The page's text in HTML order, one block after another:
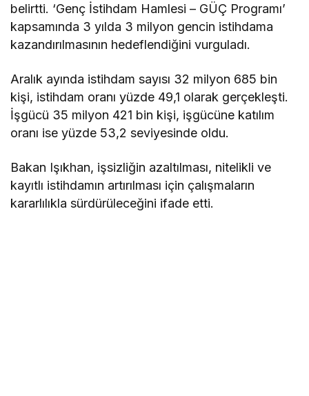
belirtti. ‘Genç İstihdam Hamlesi – GÜÇ Programı’
kapsamında 3 yılda 3 milyon gencin istihdama
kazandırılmasının hedeflendiğini vurguladı.
Aralık ayında istihdam sayısı 32 milyon 685 bin
kişi, istihdam oranı yüzde 49,1 olarak gerçekleşti.
İşgücü 35 milyon 421 bin kişi, işgücüne katılım
oranı ise yüzde 53,2 seviyesinde oldu.
Bakan Işıkhan, işsizliğin azaltılması, nitelikli ve
kayıtlı istihdamın artırılması için çalışmaların
kararlılıkla sürdürüleceğini ifade etti.